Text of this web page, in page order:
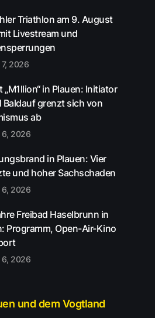
Triathlon am 9. August
Livestream und
2026
„M1llion“ in Plauen: Initiator
Baldauf grenzt sich von
ab
6, 2026
in Plauen: Vier
und hoher Sachschaden
6, 2026
Freibad Haselbrunn in
Programm, Open-Air-Kino
6, 2026
und dem Vogtland